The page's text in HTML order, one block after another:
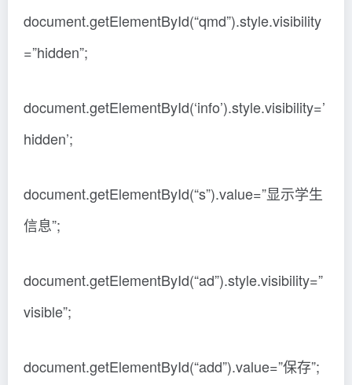
document.getElementById(“qmd”).style.visibility
=”hidden”;
document.getElementById(‘info’).style.visibility=’
hidden’;
document.getElementById(“s”).value=”显示学生
信息”;
document.getElementById(“ad”).style.visibility=”
visible”;
document.getElementById(“add”).value=”保存”;